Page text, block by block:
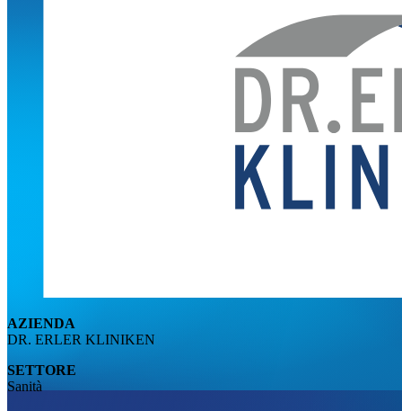
AZIENDA
DR. ERLER KLINIKEN
SETTORE
Sanità